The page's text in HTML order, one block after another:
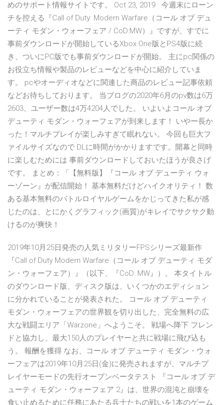
めのサポート情報サイトです。 Oct 23, 2019 · 今週末にローン
チを控える『Call of Duty: Modern Warfare（コール オブ デュ
ーティ モダン・ウォーフェア / CoD:MW）』ですが、すでに
事前ダウンロードが開始しているXbox One版とPS4版に続
き、ついにPC版でも事前ダウンロードが開始。 主にpc関係の
お役立ち情報や製品のレビューなどを中心に紹介していま
す。 pcやオーディオなどに関連した商品のレビュー記事依頼
などお待ちしております。 当ブログの2020年6月のpv数は6万
2603、ユーザー数は4万4204人でした。 いよいよコール オブ
デューティ モダン・ウォーフェアが到来します！ いやー長か
った！マルチプレイが楽しみすぎて眠れない。 今回も巨大フ
ァイルサイズなので DLに時間がかかりますです。開幕と同時
に楽しむためには 事前ダウンロードしておいたほうが良さげ
です。 まとめ：「【無料版】『コール オブ デューティ ウォ
ーゾーン』が配信開始！ 基本無料だけどハイクオリティ！ 数
ある基本無料のバトルロイヤルゲームをかじってきた私が感
じたのは、とにかくグラフィック(画質)がキレイでサクサク動
けるのが爽快！
2019年10月25日発売の人気ミリタリーFPSシリーズ最新作
『Call of Duty Modern Warfare（コール オブ デューティ モダ
ン・ウォーフェア）』（以下、『CoD: MW』）。 本タイトル
のダウンロード版、ディスク版は、いくつかのエディション
に分かれていることが発表された。 コール オブ デューティ
モダン・ウォーフェアの世界観を切り出した、完全無料の広
大な戦闘エリア「Warzone」へようこそ。 戦場へ降下 フレン
ドと協力し、最大150人のプレイヤーと共に戦場に飛び込も
う。 報酬を獲得 なお、コール オブ デューティ モダン・ウォ
ーフェアは2019年10月25日(金)に発売されますが、マルチプ
レイヤーモードの先行オープンベータテスト 『コール オブ デ
ューティ モダン・ウォーフェア 2』は、世界の混沌と崩壊を
食い止めるために任務にあたる兵士たちの戦いを1本のゲーム